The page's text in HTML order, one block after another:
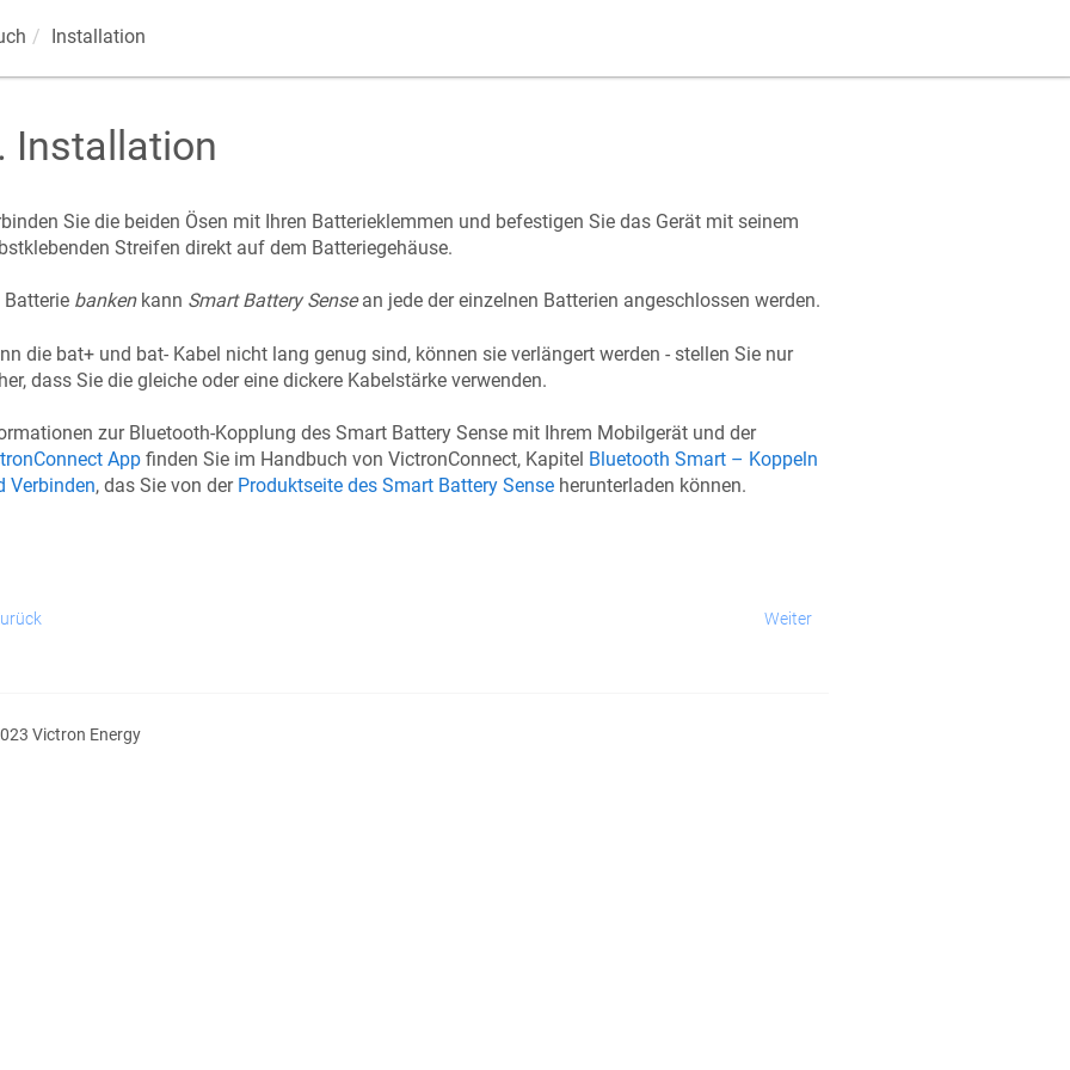
Installation
. Installation
Sie die beiden Ösen mit Ihren Batterieklemmen und befestigen Sie das Gerät mit seinem
Streifen direkt auf dem Batteriegehäuse.
Batterie bankenkann Smart Battery Sensean jede der einzelnen Batterien angeschlossen werden.
die bat+ und bat- Kabel nicht lang genug sind, können sie verlängert werden - stellen Sie nur
dass Sie die gleiche oder eine dickere Kabelstärke verwenden.
zur Bluetooth-Kopplung des Smart Battery Sense mit Ihrem Mobilgerät und der
Appfinden Sie im Handbuch von VictronConnect, Kapitel Bluetooth Smart – Koppeln
Verbinden, das Sie von der Produktseite des Smart Battery Senseherunterladen können.
Weiter
Victron Energy